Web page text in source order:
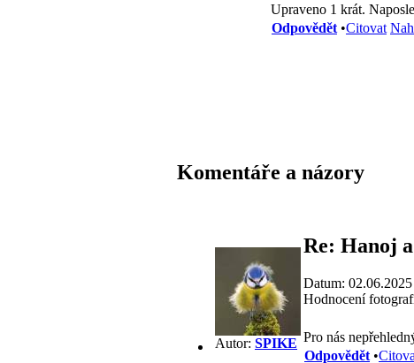
Upraveno 1 krát.
Odpovědět •Citovat
Komentáře a názory
Autor: SPIKE
Re: Hanoj
Datum:
Hodnocení
Pro nás
Odpovědět •